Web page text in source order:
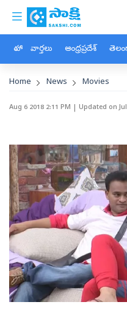
Skip to main content
custom menu
హోం వార్తలు ఆంధ్రప్రదేశ్
Breadcrumb
Home News Movies
Aug 6 2018 2:11 PM | Updated on